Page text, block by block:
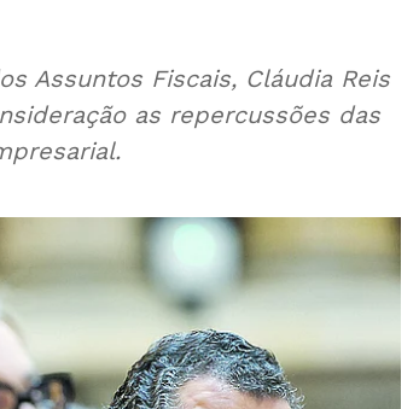
Assuntos Fiscais, Cláudia Reis
as repercussões das